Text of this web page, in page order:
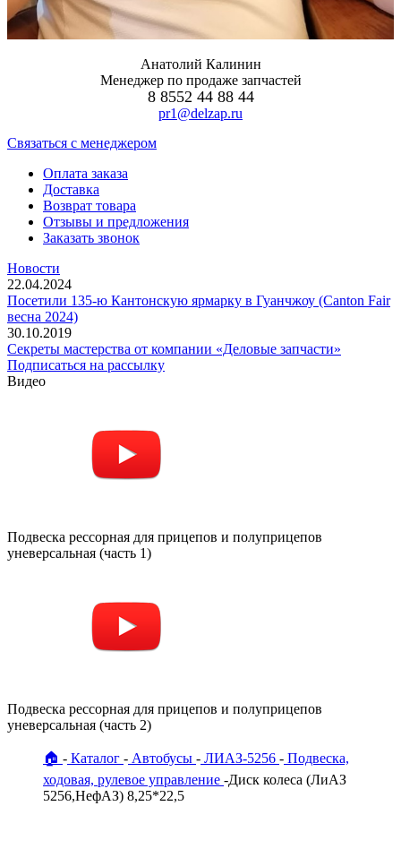
Анатолий Калинин
Менеджер по продаже запчастей
8 8552 44 88 44
pr1@delzap.ru
Cвязаться с менеджером
Оплата заказа
Доставка
Возврат товара
Отзывы и предложения
Заказать звонок
Новости
22.04.2024
Посетили 135-ю Кантонскую ярмарку в Гуанчжоу (Canton Fair
весна 2024)
30.10.2019
Секреты мастерства от компании «Деловые запчасти»
Подписаться на рассылку
Видео
Подвеска рессорная для прицепов и полуприцепов
уневерсальная (часть 1)
Подвеска рессорная для прицепов и полуприцепов
уневерсальная (часть 2)
🏠 Каталог Автобусы ЛИАЗ-5256
Подвеска,
ходовая, рулевое управление Диск колеса (ЛиАЗ
5256,НефАЗ) 8,25*22,5